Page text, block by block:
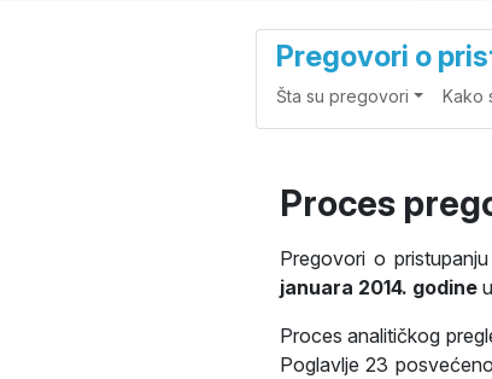
Pregovori o
Šta su pregovori Kako
Proces
Pregovori o
januara 2014. godine
Proces analitičkog
Poglavlje 23